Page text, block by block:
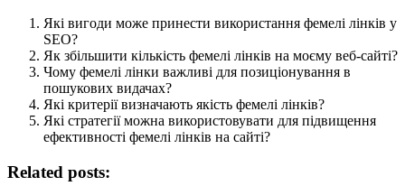
Які вигоди може принести використання фемелі лінків у
SEO?
Як збільшити кількість фемелі лінків на моєму веб-сайті?
Чому фемелі лінки важливі для позиціонування в
пошукових видачах?
Які критерії визначають якість фемелі лінків?
Які стратегії можна використовувати для підвищення
ефективності фемелі лінків на сайті?
Related posts: